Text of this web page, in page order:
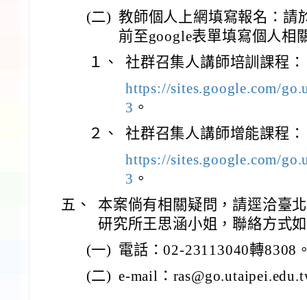
(二) 教師個人上網填寫報名：請
前至google表單填寫個人相
１、
社群召集人講師培訓課程：
https://sites.google.com/
3 。
２、
社群召集人講師增能課程：
https://sites.google.com/
3 。
五、
本案倘有相關疑問，請逕洽臺
研究所王思涵小姐，聯絡方式
(一) 電話：02-23113040轉8308
(二) e-mail：